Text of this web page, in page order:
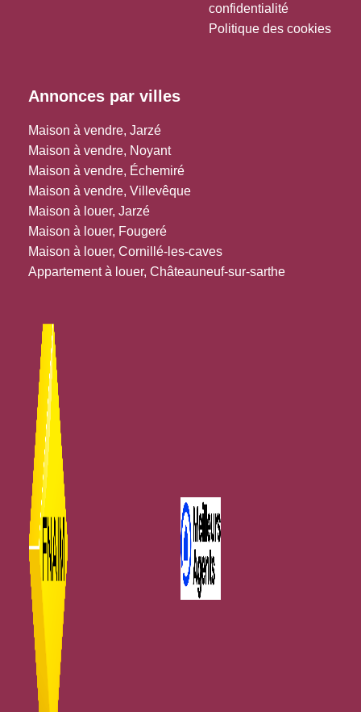
confidentialité
Politique des cookies
Annonces par villes
Maison à vendre, Jarzé
Maison à vendre, Noyant
Maison à vendre, Échemiré
Maison à vendre, Villevêque
Maison à louer, Jarzé
Maison à louer, Fougeré
Maison à louer, Cornillé-les-caves
Appartement à louer, Châteauneuf-sur-sarthe